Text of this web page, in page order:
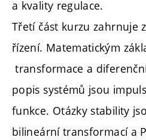
a kvality regulace.
Třetí část kurzu zahrnuje
řízení. Matematickým
transformace a
popis systémů jsou
funkce. Otázky stability
bilineární transformací a